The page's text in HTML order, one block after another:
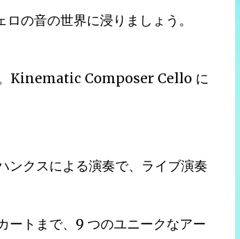
音の世界に浸りましょう。
。Kinematic Composer Cello に
ンクスによる演奏で、ライブ演奏
ートまで、9 つのユニークなアー